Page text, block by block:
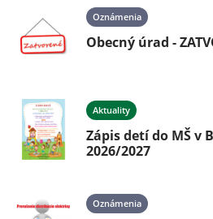
Oznámenia
Obecný úrad -
Aktuality
Zápis detí do MŠ v
2026/2027
Oznámenia